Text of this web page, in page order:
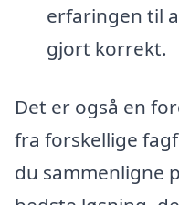
erfaringen til
gjort korrekt.
Det er også en
fra forskellige
du sammenligne